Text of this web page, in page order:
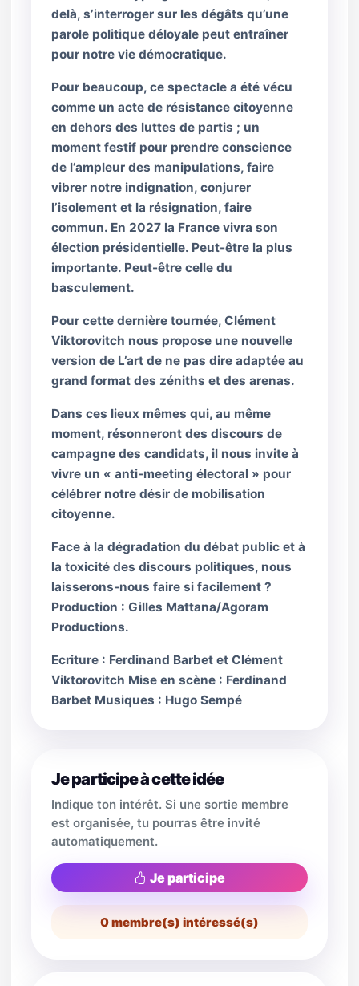
delà, s’interroger sur les dégâts qu’une
parole politique déloyale peut entraîner
pour notre vie démocratique.
Pour beaucoup, ce spectacle a été vécu
comme un acte de résistance citoyenne
en dehors des luttes de partis ; un
moment festif pour prendre conscience
de l’ampleur des manipulations, faire
vibrer notre indignation, conjurer
l’isolement et la résignation, faire
commun. En 2027 la France vivra son
élection présidentielle. Peut-être la plus
importante. Peut-être celle du
basculement.
Pour cette dernière tournée, Clément
Viktorovitch nous propose une nouvelle
version de L’art de ne pas dire adaptée au
grand format des zéniths et des arenas.
Dans ces lieux mêmes qui, au même
moment, résonneront des discours de
campagne des candidats, il nous invite à
vivre un « anti-meeting électoral » pour
célébrer notre désir de mobilisation
citoyenne.
Face à la dégradation du débat public et à
la toxicité des discours politiques, nous
laisserons-nous faire si facilement ?
Production : Gilles Mattana/Agoram
Productions.
Ecriture : Ferdinand Barbet et Clément
Viktorovitch Mise en scène : Ferdinand
Barbet Musiques : Hugo Sempé
Je participe à cette idée
Indique ton intérêt. Si une sortie membre
est organisée, tu pourras être invité
automatiquement.
Je participe
0membre(s) intéressé(s)